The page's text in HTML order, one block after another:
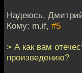
Надеюсь,
Кому: m.if, #5
> А как вам
произведению?